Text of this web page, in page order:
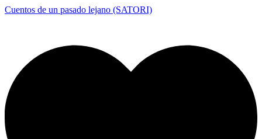
Cuentos de un pasado lejano (SATORI)